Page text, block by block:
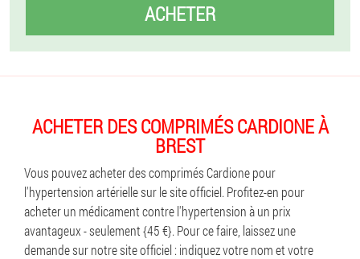
ACHETER
ACHETER DES COMPRIMÉS CARDIONE À
BREST
Vous pouvez acheter des comprimés Cardione pour
l'hypertension artérielle sur le site officiel. Profitez-en pour
acheter un médicament contre l'hypertension à un prix
avantageux - seulement {45 €}. Pour ce faire, laissez une
demande sur notre site officiel : indiquez votre nom et votre